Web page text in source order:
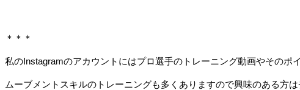
＊＊＊
私のInstagramのアカウントにはプロ選手のトレーニング動画やそのポ
ムーブメントスキルのトレーニングも多くありますので興味のある方